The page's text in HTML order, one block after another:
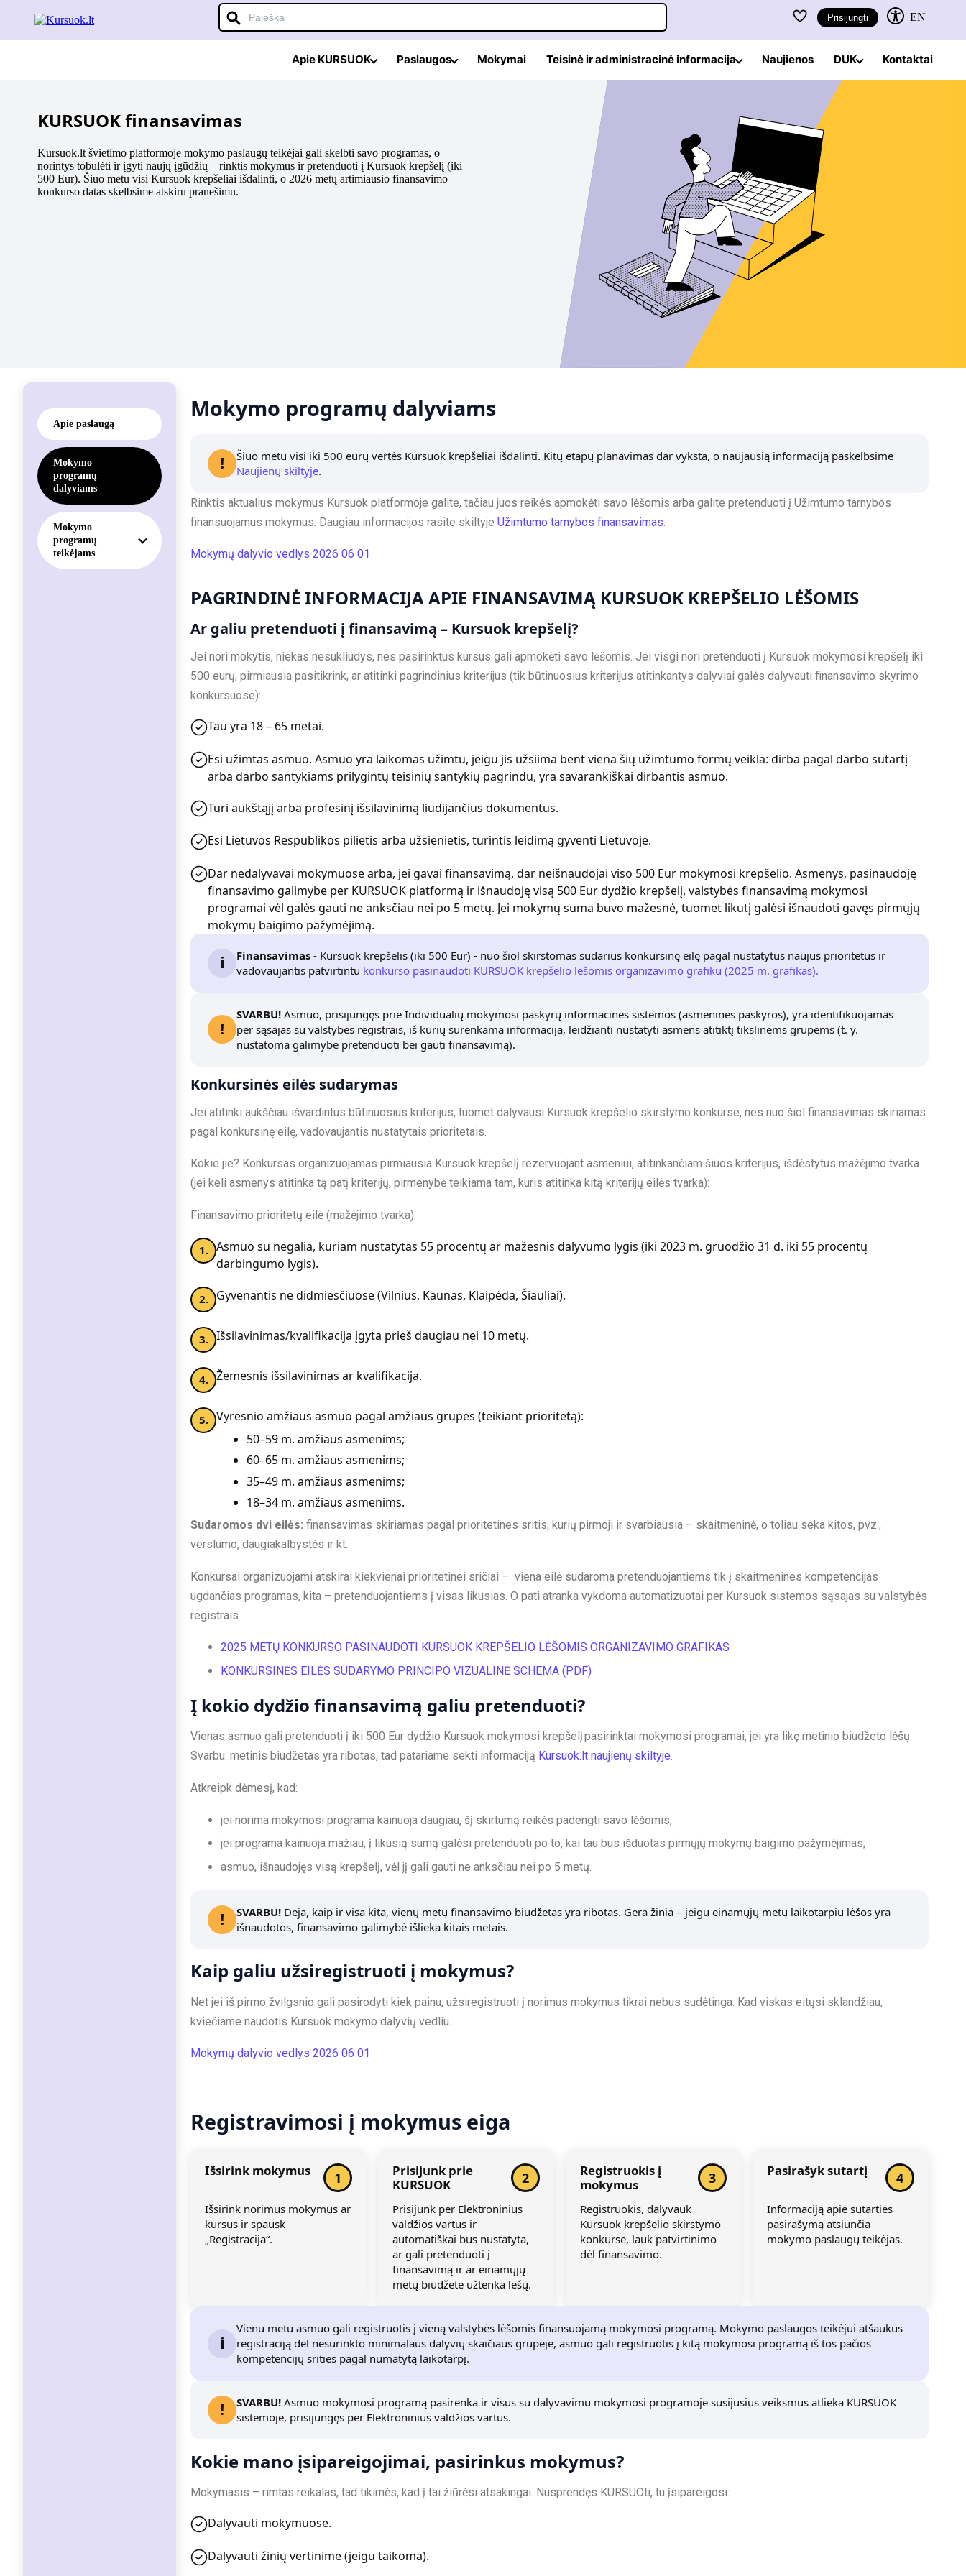
Prisijungti EN
Apie KURSUOK Paslaugos Mokymai Teisinė ir administracinė informacija Naujienos DUK Kontaktai
KURSUOK finansavimas
Kursuok.lt švietimo platformoje mokymo paslaugų teikėjai gali skelbti savo programas, o
norintys tobulėti ir įgyti naujų įgūdžių – rinktis mokymus ir pretenduoti į Kursuok krepšelį (iki
500 Eur). Šiuo metu visi Kursuok krepšeliai išdalinti, o 2026 metų artimiausio finansavimo
konkurso datas skelbsime atskiru pranešimu.
Apie paslaugą
Mokymo
programų
dalyviams
Mokymo
programų
teikėjams
Mokymo programų dalyviams
!
Šiuo metu visi iki 500 eurų vertės Kursuok krepšeliai išdalinti. Kitų etapų planavimas dar vyksta, o naujausią informaciją paskelbsime
Naujienų skiltyje.
Rinktis aktualius mokymus Kursuok platformoje galite, tačiau juos reikės apmokėti savo lėšomis arba galite pretenduoti į Užimtumo tarnybos
finansuojamus mokymus. Daugiau informacijos rasite skiltyjeUžimtumo tarnybos finansavimas
Mokymų dalyvio vedlys 2026 06 01
PAGRINDINĖ INFORMACIJA APIE FINANSAVIMĄ KURSUOK KREPŠELIO LĖŠOMIS
Ar galiu pretenduoti į finansavimą – Kursuok krepšelį?
Jei nori mokytis, niekas nesukliudys, nes pasirinktus kursus gali apmokėti savo lėšomis. Jei visgi nori pretenduoti į Kursuok mokymosi krepšelį iki
500 eurų, pirmiausia pasitikrink, ar atitinki pagrindinius kriterijus (tik būtinuosius kriterijus atitinkantys dalyviai galės dalyvauti finansavimo skyrimo
konkursuose):
Tau yra 18 – 65 metai.
Esi užimtas asmuo. Asmuo yra laikomas užimtu, jeigu jis užsiima bent viena šių užimtumo formų veikla: dirba pagal darbo sutartį
arba darbo santykiams prilygintų teisinių santykių pagrindu, yra savarankiškai dirbantis asmuo.
Turi aukštąjį arba profesinį išsilavinimą liudijančius dokumentus.
Esi Lietuvos Respublikos pilietis arba užsienietis, turintis leidimą gyventi Lietuvoje.
Dar nedalyvavai mokymuose arba, jei gavai finansavimą, dar neišnaudojai viso 500 Eur mokymosi krepšelio. Asmenys, pasinaudoję
finansavimo galimybe per KURSUOK platformą ir išnaudoję visą 500 Eur dydžio krepšelį, valstybės finansavimą mokymosi
programai vėl galės gauti ne anksčiau nei po 5 metų. Jei mokymų suma buvo mažesnė, tuomet likutį galėsi išnaudoti gavęs pirmųjų
mokymų baigimo pažymėjimą.
i Finansavimas - Kursuok krepšelis (iki 500 Eur) - nuo šiol skirstomas sudarius konkursinę eilę pagal nustatytus naujus prioritetus ir
vadovaujantis patvirtintu konkurso pasinaudoti KURSUOK krepšelio lėšomis organizavimo grafiku (2025 m. grafikas).
!
SVARBU! Asmuo, prisijungęs prie Individualių mokymosi paskyrų informacinės sistemos (asmeninės paskyros), yra identifikuojamas
per sąsajas su valstybės registrais, iš kurių surenkama informacija, leidžianti nustatyti asmens atitiktį tikslinėms grupėms (t. y.
nustatoma galimybė pretenduoti bei gauti finansavimą).
Konkursinės eilės sudarymas
Jei atitinki aukščiau išvardintus būtinuosius kriterijus, tuomet dalyvausi Kursuok krepšelio skirstymo konkurse, nes nuo šiol finansavimas skiriamas
pagal konkursinę eilę, vadovaujantis nustatytais prioritetais.
Kokie jie? Konkursas organizuojamas pirmiausia Kursuok krepšelį rezervuojant asmeniui, atitinkančiam šiuos kriterijus, išdėstytus mažėjimo tvarka
(jei keli asmenys atitinka tą patį kriterijų, pirmenybė teikiama tam, kuris atitinka kitą kriterijų eilės tvarka):
Finansavimo prioritetų eilė (mažėjimo tvarka):
Asmuo su negalia, kuriam nustatytas 55 procentų ar mažesnis dalyvumo lygis (iki 2023 m. gruodžio 31 d. iki 55 procentų
darbingumo lygis).
Gyvenantis ne didmiesčiuose (Vilnius, Kaunas, Klaipėda, Šiauliai).
Išsilavinimas/kvalifikacija įgyta prieš daugiau nei 10 metų.
Žemesnis išsilavinimas ar kvalifikacija.
Vyresnio amžiaus asmuo pagal amžiaus grupes (teikiant prioritetą):
50–59 m. amžiaus asmenims;
60–65 m. amžiaus asmenims;
35–49 m. amžiaus asmenims;
18–34 m. amžiaus asmenims.
Sudaromos dvi eilės: finansavimas skiriamas pagal prioritetines sritis, kurių pirmoji ir svarbiausia – skaitmeninė, o toliau seka kitos, pvz.,
verslumo, daugiakalbystės ir kt.
Konkursai organizuojami atskirai kiekvienai prioritetinei sričiai – viena eilė sudaroma pretenduojantiems tik į skaitmenines kompetencijas
ugdančias programas, kita – pretenduojantiems į visas likusias. O pati atranka vykdoma automatizuotai per Kursuok sistemos sąsajas su valstybės
registrais.
2025 METŲ KONKURSO PASINAUDOTI KURSUOK KREPŠELIO LĖŠOMIS ORGANIZAVIMO GRAFIKAS
KONKURSINĖS EILĖS SUDARYMO PRINCIPO VIZUALINĖ SCHEMA (PDF)
Į kokio dydžio finansavimą galiu pretenduoti?
Vienas asmuo gali pretenduoti į iki 500 Eur dydžio Kursuok mokymosi krepšelį pasirinktai mokymosi programai, jei yra likę metinio biudžeto lėšų.
Svarbu: metinis biudžetas yra ribotas, tad patariame sekti informaciją Kursuok.lt naujienų skiltyje.
Atkreipk dėmesį, kad:
jei norima mokymosi programa kainuoja daugiau, šį skirtumą reikės padengti savo lėšomis;
jei programa kainuoja mažiau, į likusią sumą galėsi pretenduoti po to, kai tau bus išduotas pirmųjų mokymų baigimo pažymėjimas;
asmuo, išnaudojęs visą krepšelį, vėl jį gali gauti ne anksčiau nei po 5 metų.
! SVARBU! Deja, kaip ir visa kita, vienų metų finansavimo biudžetas yra ribotas. Gera žinia – jeigu einamųjų metų laikotarpiu lėšos yra
išnaudotos, finansavimo galimybė išlieka kitais metais.
Kaip galiu užsiregistruoti į mokymus?
Net jei iš pirmo žvilgsnio gali pasirodyti kiek painu, užsiregistruoti į norimus mokymus tikrai nebus sudėtinga. Kad viskas eitųsi sklandžiau,
kviečiame naudotis Kursuok mokymo dalyvių vedliu.
Mokymų dalyvio vedlys 2026 06 01
Registravimosi į mokymus eiga
Išsirink mokymus 1
Išsirink norimus mokymus ar
kursus ir spausk
„Registracija“.
Prisijunk prie
KURSUOK
2
Prisijunk per Elektroninius
valdžios vartus ir
automatiškai bus nustatyta,
ar gali pretenduoti į
finansavimą ir ar einamųjų
metų biudžete užtenka lėšų.
Registruokis į
mokymus
3
Registruokis, dalyvauk
Kursuok krepšelio skirstymo
konkurse, lauk patvirtinimo
dėl finansavimo.
Pasirašyk sutartį 4
Informaciją apie sutarties
pasirašymą atsiunčia
mokymo paslaugų teikėjas.
i
Vienu metu asmuo gali registruotis į vieną valstybės lėšomis finansuojamą mokymosi programą. Mokymo paslaugos teikėjui atšaukus
registraciją dėl nesurinkto minimalaus dalyvių skaičiaus grupėje, asmuo gali registruotis į kitą mokymosi programą iš tos pačios
kompetencijų srities pagal numatytą laikotarpį.
! SVARBU! Asmuo mokymosi programą pasirenka ir visus su dalyvavimu mokymosi programoje susijusius veiksmus atlieka KURSUOK
sistemoje, prisijungęs per Elektroninius valdžios vartus.
Kokie mano įsipareigojimai, pasirinkus mokymus?
Mokymasis – rimtas reikalas, tad tikimės, kad į tai žiūrėsi atsakingai. Nusprendęs KURSUOti, tu įsipareigosi:
Dalyvauti mokymuose.
Dalyvauti žinių vertinime (jeigu taikoma).